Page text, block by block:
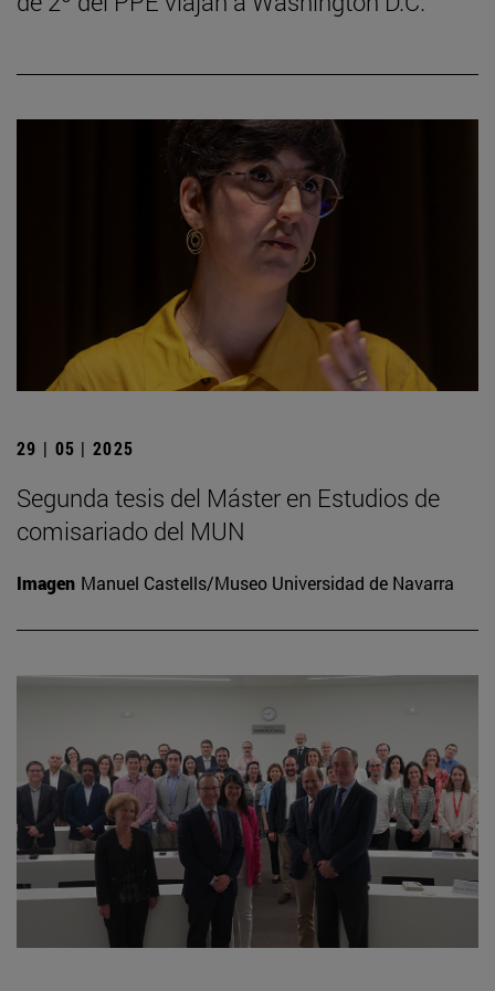
29 | 05 | 2025
Segunda tesis del Máster en Estudios de
comisariado del MUN
Imagen Manuel Castells/Museo Universidad de Navarra